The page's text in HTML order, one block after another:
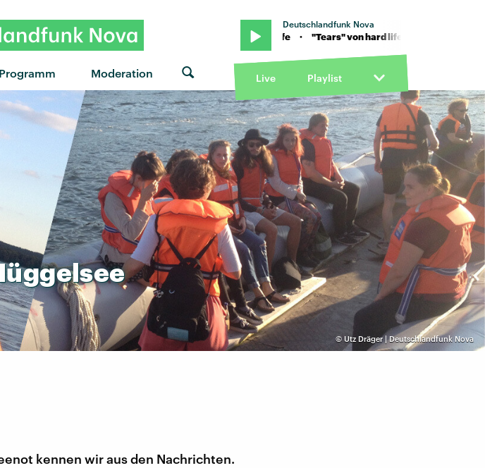
Programm Moderation
Deutschlandfunk Nova
"Tears" von hard life · "Tears" von hard life · "Tears" von hard life
Live Playlist
© Utz Dräger | Deutschlandfunk Nova
kennen wir aus den Nachrichten.